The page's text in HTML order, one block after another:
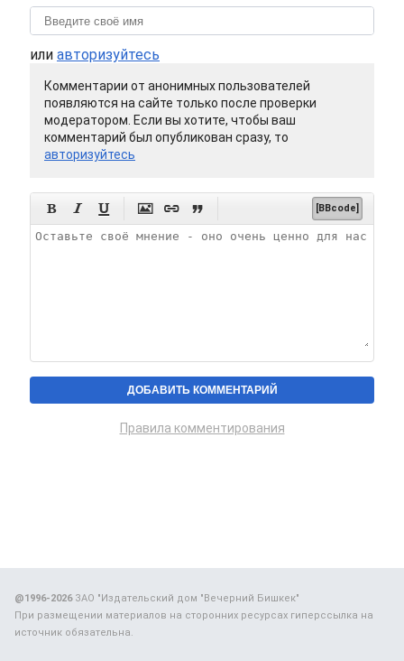
или авторизуйтесь
Комментарии от анонимных пользователей
появляются на сайте только после проверки
модератором. Если вы хотите, чтобы ваш
комментарий был опубликован сразу, то
авторизуйтесь
      [BBcode]
Правила комментирования
@1996-2026ЗАО "Издательский дом "Вечерний Бишкек"
При размещении материалов на сторонних ресурсах гиперссылка на
источник обязательна.